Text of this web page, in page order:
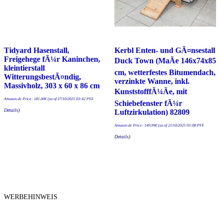
Tidyard Hasenstall,
Freigehege fÃ¼r Kaninchen,
kleintierstall
WitterungsbestÃ¤ndig,
Massivholz, 303 x 60 x 86 cm
Amazon.de Price: 181,00€(as of 27/10/2025 03:42 PST-
Details)
Kerbl Enten- und GÃ¤nsestall
Duck Town (MaÃe 146x74x85
cm, wetterfestes Bitumendach,
verzinkte Wanne, inkl.
KunststofffÃ¼Ãe, mit
Schiebefenster fÃ¼r
Luftzirkulation) 82809
Amazon.de Price: 149,99€(as of 21/10/2025 03:08 PST-
Details)
WERBEHINWEIS